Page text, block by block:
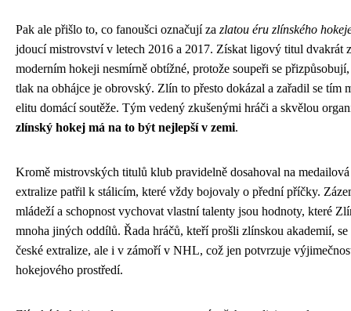
Pak ale přišlo to, co fanoušci označují za zlatou éru zlínského
jdoucí mistrovství v letech 2016 a 2017. Získat ligový titul dvakrát
moderním hokeji nesmírně obtížné, protože soupeři se
tlak na obhájce je obrovský. Zlín to přesto dokázal a zařadil se tím
elitu domácí soutěže. Tým vedený zkušenými hráči a skvělou
zlínský hokej má na to být nejlepší v zemi.
Kromě mistrovských titulů klub pravidelně dosahoval na
extralize patřil k stálicím, které vždy bojovaly o přední příčky.
mládeží a schopnost vychovat vlastní talenty jsou hodnoty, které
mnoha jiných oddílů. Řada hráčů, kteří prošli zlínskou akademií, se
české extralize, ale i v zámoří v NHL, což jen potvrzuje
hokejového prostředí.